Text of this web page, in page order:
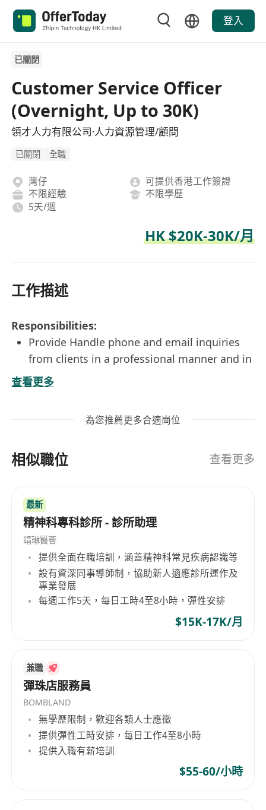
登入
已關閉
Customer Service Officer
(Overnight, Up to 30K)
領才人力有限公司·人力資源管理/顧問
已關閉 全職
灣仔
可提供香港工作簽證
不限經驗
不限學歷
5天/週
HK $20K-30K/月
工作描述
Responsibilities:
Provide Handle phone and email inquiries
from clients in a professional manner and in
accordance with all group standards
Conduct processing review and documents
Collaborate with the other teams and
Provide feedback and handle complaints to
with internal departments
Responsible for overnight shifts
Perform other ad-hoc duties as assigned
Requirements:
Bachelors or Associate Degree preferred
2+ years of operations and/or customer
service experience
Experience in the finance industry is an
Fluent in spoken and written English,
Cantonese and Mandarin
Positive attitude and strong desire to deliver
exceptional results with great attention to
accuracy and detail
Good team player with good communication
skills and strong sense of responsibilities
查看更多
為您推薦更多合適崗位
相似職位 查看更多
最新
精神科專科診所 - 診所助理
靖琳醫薈
提供全面在職培訓，涵蓋精神科常見疾病認識等
設有資深同事導師制，協助新人適應診所運作及
專業發展
每週工作5天，每日工時4至8小時，彈性安排
$15K-17K/月
兼職
彈珠店服務員
BOMBLAND
無學歷限制，歡迎各類人士應徵
提供彈性工時安排，每日工作4至8小時
提供入職有薪培訓
$55-60/小時